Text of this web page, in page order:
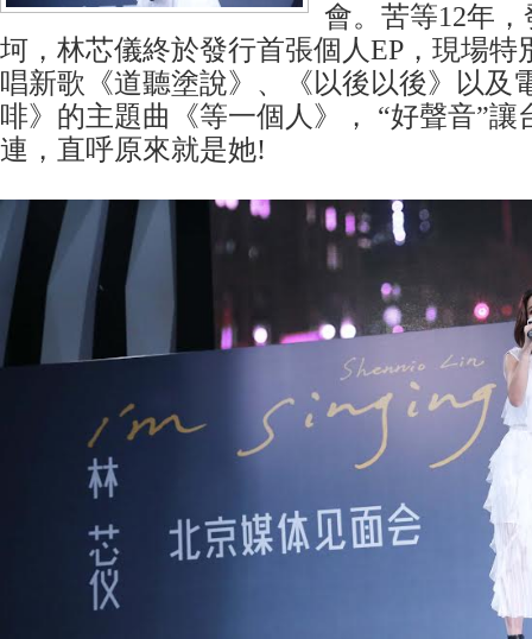
會。苦等12年
坷，林芯儀終於發行首張個人EP，現場特
唱新歌《道聽塗說》、《以後以後》以及
啡》的主題曲《等一個人》， “好聲音”讓
連，直呼原來就是她!